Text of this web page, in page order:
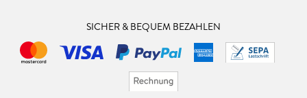
SICHER & BEQUEM BEZAHLEN